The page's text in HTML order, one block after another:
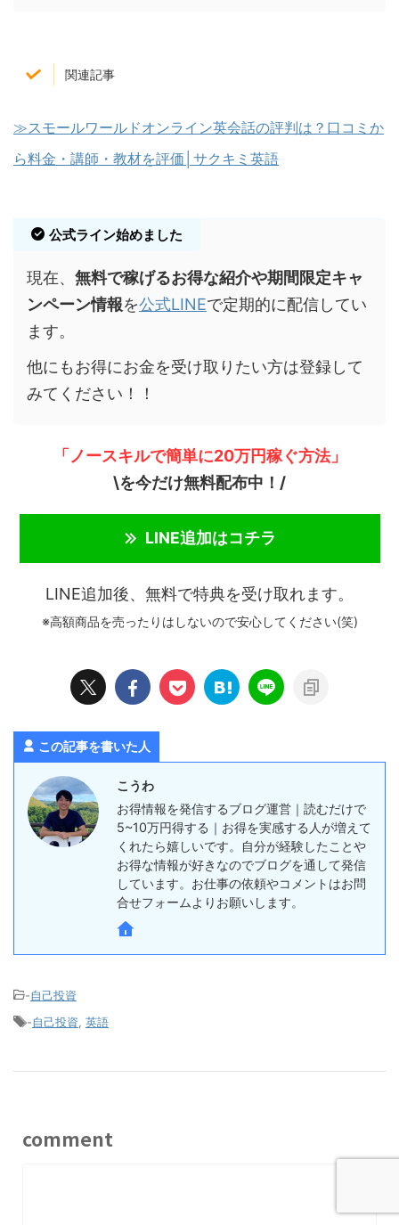
関連記事
≫スモールワールドオンライン英会話の評判は？口コミか
ら料金・講師・教材を評価│サクキミ英語
公式ライン始めました
現在、 無料で稼げるお得な紹介や期間限定キャ
ンペーン情報を公式LINEで定期的に配信してい
ます。
他にもお得にお金を受け取りたい方は登録して
みてください！！
「ノースキルで簡単に20万円稼ぐ方法」
\を今だけ無料配布中！/
LINE追加はコチラ
LINE追加後、無料で特典を受け取れます。
※高額商品を売ったりはしないので安心してください(笑)
この記事を書いた人
こうわ
お得情報を発信するブログ運営｜読むだけで
5~10万円得する｜お得を実感する人が増えて
くれたら嬉しいです。自分が経験したことや
お得な情報が好きなのでブログを通して発信
しています。お仕事の依頼やコメントはお問
合せフォームよりお願いします。
-自己投資
-自己投資 英語
comment